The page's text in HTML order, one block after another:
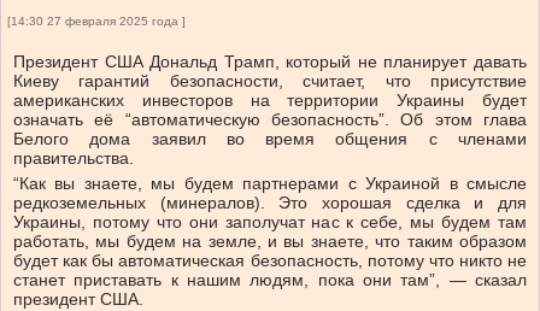
[14:30 27 февраля 2025 года ]
Президент США Дональд Трамп, который не планирует давать
Киеву гарантий безопасности, считает, что присутствие
американских инвесторов на территории Украины будет
означать её “автоматическую безопасность”. Об этом глава
Белого дома заявил во время общения с членами
правительства.
“Как вы знаете, мы будем партнерами с Украиной в смысле
редкоземельных (минералов). Это хорошая сделка и для
Украины, потому что они заполучат нас к себе, мы будем там
работать, мы будем на земле, и вы знаете, что таким образом
будет как бы автоматическая безопасность, потому что никто не
станет приставать к нашим людям, пока они там”, — сказал
президент США.